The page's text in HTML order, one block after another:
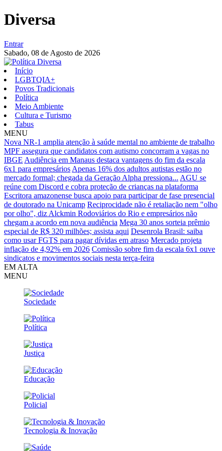
Diversa
Entrar
Sabado, 08 de Agosto de 2026
Início
LGBTQIA+
Povos Tradicionais
Política
Meio Ambiente
Cultura e Turismo
Tabus
MENU
Nova NR-1 amplia atenção à saúde mental no ambiente de trabalho
MPF assegura que candidatos com autismo concorram a vagas no
IBGE Audiência em Manaus destaca vantagens do fim da escala
6x1 para empresários Apenas 16% dos adultos autistas estão no
mercado formal; chegada da Geração Alpha pressiona... AGU se
reúne com Discord e cobra proteção de crianças na plataforma
Escritora amazonense busca apoio para participar de fase presencial
de doutorado na Unicamp Reciprocidade não é retaliação nem "olho
por olho", diz Alckmin Rodoviários do Rio e empresários não
chegam a acordo em nova audiência Mega 30 anos sorteia prêmio
especial de R$ 320 milhões; assista aqui Desenrola Brasil: saiba
como usar FGTS para pagar dívidas em atraso Mercado projeta
inflação de 4,92% em 2026 Comissão sobre fim da escala 6x1 ouve
sindicatos e movimentos sociais nesta terça-feira
EM ALTA
MENU
Sociedade
Política
Justiça
Educação
Policial
Tecnologia & Inovação